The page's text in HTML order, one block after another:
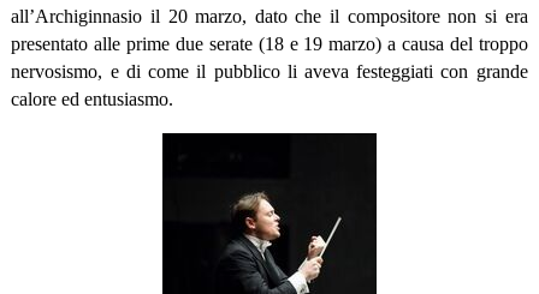
all’Archiginnasio il 20 marzo, dato che il compositore non si era
presentato alle prime due serate (18 e 19 marzo) a causa del troppo
nervosismo, e di come il pubblico li aveva festeggiati con grande
calore ed entusiasmo.